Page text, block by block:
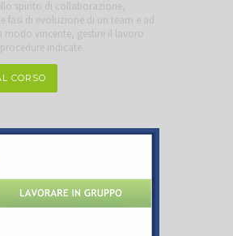
spirito di collaborazione,
fasi di evoluzione di un team e ad
modo vincente, gestire il lavoro
indicate.
CORSO